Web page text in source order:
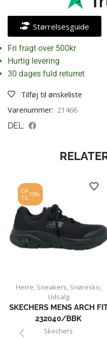
Størrelsesguide
Fri fragt over 500kr
Hurtig levering
30 dages fuld returret
Tilføj til ønskeliste
Varenummer: 21466
DEL:
OP
TIL 15%
Herre Sneakers Snøresko
Udsalg
SKECHERS MENS ARCH
232040/BBK
Skechers